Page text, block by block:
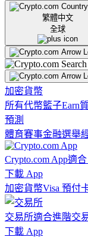
繁體中文
全球
加密貨幣
所有代幣籃子Earn
預測
體育賽事金融選舉
Crypto.com App適
下載 App
加密貨幣Visa 預付
交易所適合進階交
下載 App